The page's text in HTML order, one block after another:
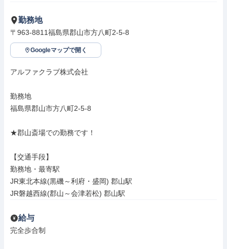
勤務地
〒963-8811福島県郡山市方八町2-5-8
Googleマップで開く
アルファクラブ株式会社
勤務地
福島県郡山市方八町2-5-8
★郡山斎場での勤務です！
【交通手段】
勤務地・最寄駅
JR東北本線(黒磯～利府・盛岡) 郡山駅
JR磐越西線(郡山～会津若松) 郡山駅
給与
完全歩合制